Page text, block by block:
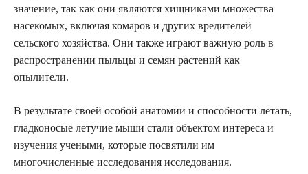
значение, так как они являются хищниками множества
насекомых, включая комаров и других вредителей
сельского хозяйства. Они также играют важную роль в
распространении пыльцы и семян растений как
опылители.
В результате своей особой анатомии и способности летать,
гладконосые летучие мыши стали объектом интереса и
изучения учеными, которые посвятили им
многочисленные исследования исследования.